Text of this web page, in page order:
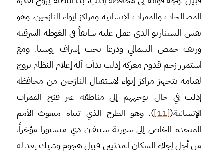
المصالحات والممرات الإنسانية ومراكز إيواء النازحين، وهو
نفس السيناريو الذي عمل عليه سابقاً في الغوطة الشرقية
وريف حمص الشمالي ودرعا تحت إشراف روسيا. ومع
استمرار زخم قدوم معركة إدلب بدأت آلة إعلام النظام تروج
لقيامه بتجهيز مراكز إيواء لاستقبال النازحين من محافظة
إدلب في حال توجههم إلى مناطقه عبر فتح الممرات
الإنسانية([11]
). وهو الطرح الذي تبناه مبعوث الأمم
المتحدة الخاص إلى سورية ستيفان دي ميستورا مؤخراً،
من أجل إجلاء السكان المدنيين قبيل هجوم وشيك يعد له